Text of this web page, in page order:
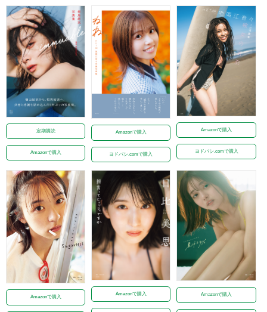
定期購読
Amazonで購入
Amazonで購入
ヨドバシ.comで購入
Amazonで購入
ヨドバシ.comで購入
Amazonで購入
Amazonで購入 Amazonで購入